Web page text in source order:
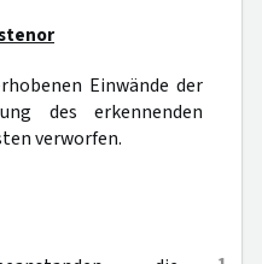
Einwände der
des erkennenden
verworfen.